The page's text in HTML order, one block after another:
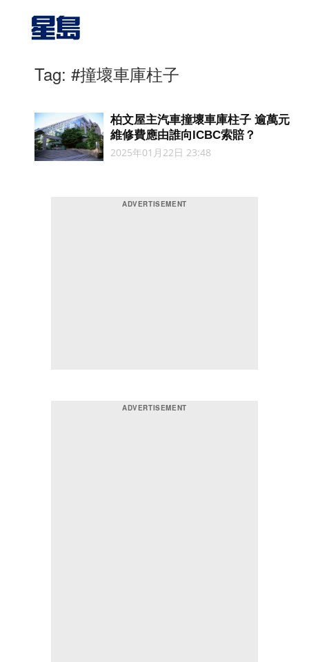
Tag: #撞壞車庫柱子
柏文屋主汽車撞壞車庫柱子 逾萬元
維修費應由誰向ICBC索賠？
2025年01月22日 23:48